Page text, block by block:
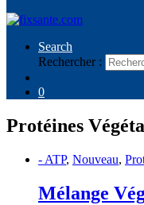
Search
Rechercher :
0
Protéines
- ATP, Nouveau,
Mélange